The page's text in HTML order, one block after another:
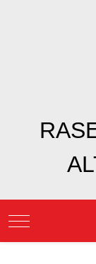
Mobile Menu